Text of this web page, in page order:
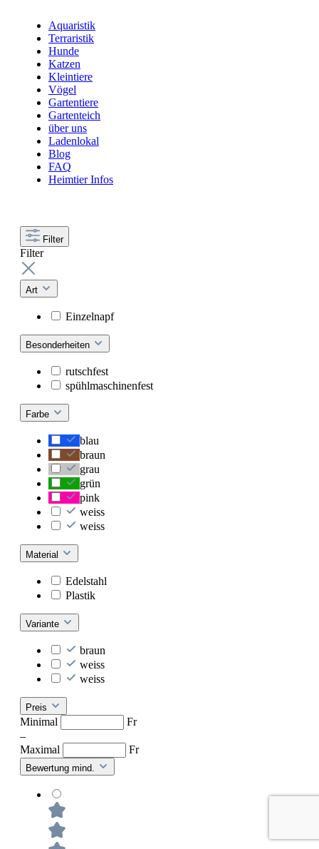
Aquaristik
Terraristik
Hunde
Katzen
Kleintiere
Vögel
Gartentiere
Gartenteich
über uns
Ladenlokal
Blog
FAQ
Heimtier Infos
Filter
Filter
Art
Einzelnapf
Besonderheiten
rutschfest
spühlmaschinenfest
Farbe
blau
braun
grau
grün
pink
weiss
weiss
Material
Edelstahl
Plastik
Variante
braun
weiss
weiss
Preis
Minimal
Fr
–
Maximal
Fr
Bewertung mind.